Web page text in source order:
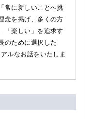
常に新しいことへ挑
念を掲げ、多くの方
「楽しい」を追求す
のために選択した
ルなお話をいたしま